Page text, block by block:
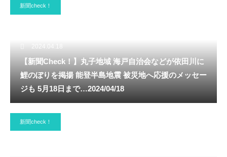
新聞check！
2024.04.18
【新聞Check！】丸子地域 海戸自治会などが依田川に
鯉のぼりを掲揚 能登半島地震 被災地へ応援のメッセー
ジも 5月18日まで…2024/04/18
新聞check！